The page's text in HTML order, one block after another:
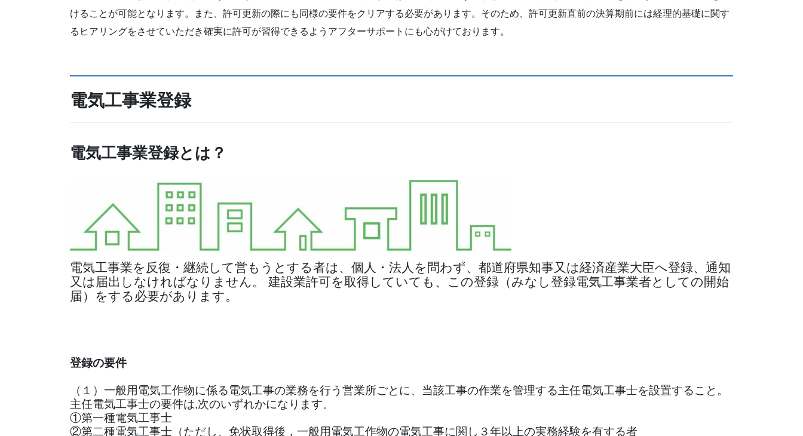
けることが可能となります。また、許可更新の際にも同様の要件をクリアする必要があります。そのため、許可更新直前の決算期前には経理的基礎に関す
るヒアリングをさせていただき確実に許可が習得できるようアフターサポートにも心がけております。
電気工事業登録
電気工事業登録とは？
電気工事業を反復・継続して営もうとする者は、個人・法人を問わず、都道府県知事又は経済産業大臣へ登録、通知
又は届出しなければなりません。 建設業許可を取得していても、この登録（みなし登録電気工事業者としての開始
届）をする必要があります。
登録の要件
（１）一般用電気工作物に係る電気工事の業務を行う営業所ごとに、当該工事の作業を管理する主任電気工事士を設置すること。
主任電気工事士の要件は,次のいずれかになります。
①第一種電気工事士
②第二種電気工事士（ただし、免状取得後，一般用電気工作物の電気工事に関し３年以上の実務経験を有する者